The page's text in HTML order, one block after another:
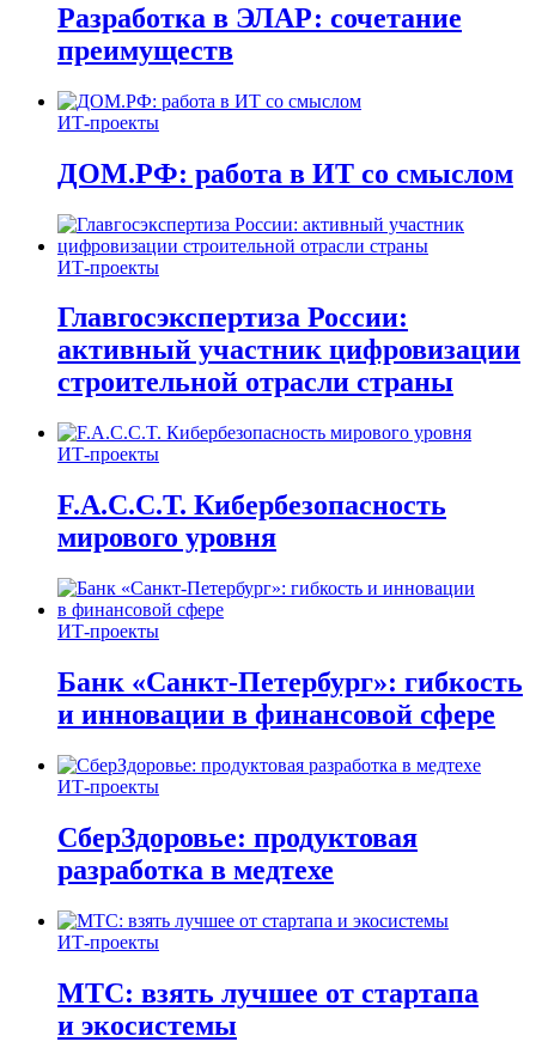
Разработка в ЭЛАР: сочетание
преимуществ
ИТ-проекты
ДОМ.РФ: работа в ИТ со смыслом
ИТ-проекты
Главгосэкспертиза России:
активный участник цифровизации
строительной отрасли страны
ИТ-проекты
F.A.C.C.T. Кибербезопасность
мирового уровня
ИТ-проекты
Банк «Санкт-Петербург»: гибкость
и инновации в финансовой сфере
ИТ-проекты
СберЗдоровье: продуктовая
разработка в медтехе
ИТ-проекты
МТС: взять лучшее от стартапа
и экосистемы